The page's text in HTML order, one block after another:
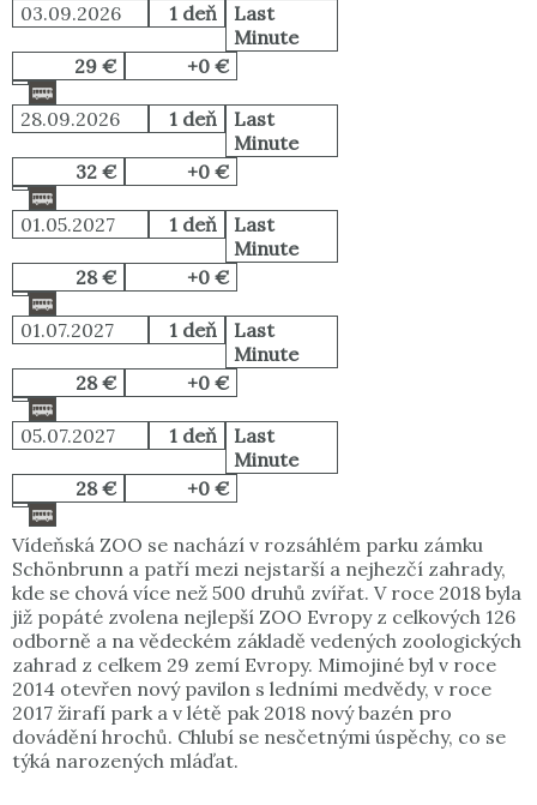
03.09.2026
1 deň
Last
Minute
29 €
+0 €
28.09.2026 1 deň
Last
Minute
32 €
+0 €
01.05.2027 1 deň
Last
Minute
28 €
+0 €
01.07.2027 1 deň
Last
Minute
28 €
+0 €
05.07.2027 1 deň
Last
Minute
28 €
+0 €
Vídeňská ZOO se nachází v rozsáhlém parku zámku
Schönbrunn a patří mezi nejstarší a nejhezčí zahrady,
kde se chová více než 500 druhů zvířat. V roce 2018 byla
již popáté zvolena nejlepší ZOO Evropy z celkových 126
odborně a na vědeckém základě vedených zoologických
zahrad z celkem 29 zemí Evropy. Mimojiné byl v roce
2014 otevřen nový pavilon s ledními medvědy, v roce
2017 žirafí park a v létě pak 2018 nový bazén pro
dovádění hrochů. Chlubí se nesčetnými úspěchy, co se
týká narozených mláďat.